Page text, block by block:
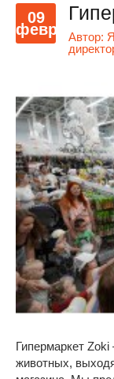
09
февр Автор:
Гипермаркет
животных,